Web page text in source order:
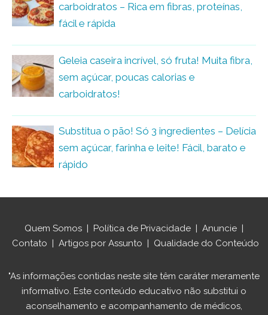
carboidratos – Rica em fibras, proteínas,
fácil e rápida
Geleia caseira incrível, só fruta! Muita fibra,
sem açúcar, poucas calorias e
carboidratos!
Substitua o pão! Só 3 ingredientes – Delícia
sem açúcar, farinha e leite! Fácil, barato e
rápido
Quem Somos | Política de Privacidade | Anuncie |
Contato | Artigos por Assunto | Qualidade do Conteúdo
"As informações contidas neste site têm caráter meramente
informativo. Este conteúdo educativo não substitui o
aconselhamento e acompanhamento de médicos,